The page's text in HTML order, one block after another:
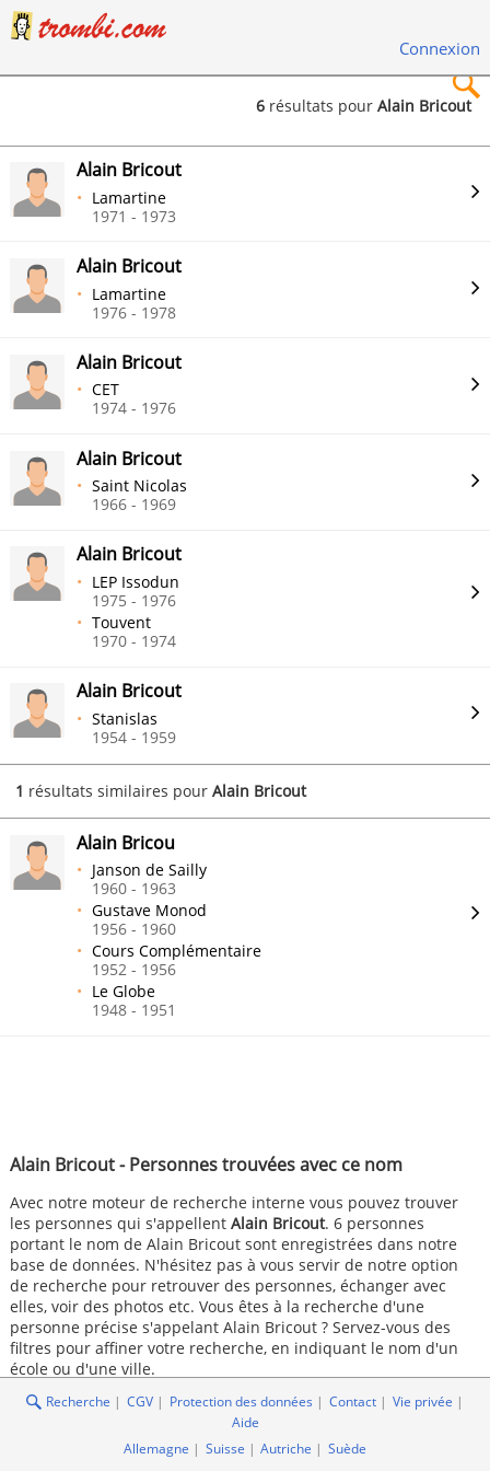
Connexion
Rechercher
6 résultats pourAlain Bricout
Alain Bricout - Personnes trouvées avec ce nom
Avec notre moteur de recherche interne vous pouvez trouver
les personnes qui s'appellent Alain Bricout. 6 personnes
portant le nom de Alain Bricout sont enregistrées dans notre
base de données. N'hésitez pas à vous servir de notre option
de recherche pour retrouver des personnes, échanger avec
elles, voir des photos etc. Vous êtes à la recherche d'une
personne précise s'appelant Alain Bricout ? Servez-vous des
filtres pour affiner votre recherche, en indiquant le nom d'un
école ou d'une ville.
Alain Bricout
Lamartine
1971 - 1973
Alain Bricout
Lamartine
1976 - 1978
Alain Bricout
CET
1974 - 1976
Alain Bricout
Saint Nicolas
1966 - 1969
Alain Bricout
LEP Issodun
1975 - 1976
Touvent
1970 - 1974
Alain Bricout
Stanislas
1954 - 1959
1 résultats similaires pourAlain Bricout
Alain Bricou
Janson de Sailly
1960 - 1963
Gustave Monod
1956 - 1960
Cours Complémentaire
1952 - 1956
Le Globe
1948 - 1951
Recherche CGV Protection des données Contact
Vie privée
Aide
Allemagne
Suisse Autriche
Suède